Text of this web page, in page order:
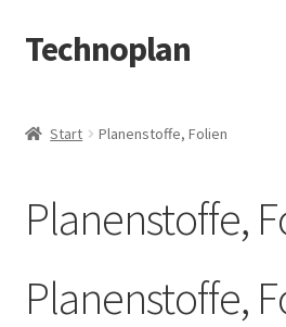
Zur
Navigation
Zum
Inhalt
Technoplan
Datenschutzerklärung
Impressum
Start Planenstoffe, Folien
Planenstoffe,
Planenstoffe,